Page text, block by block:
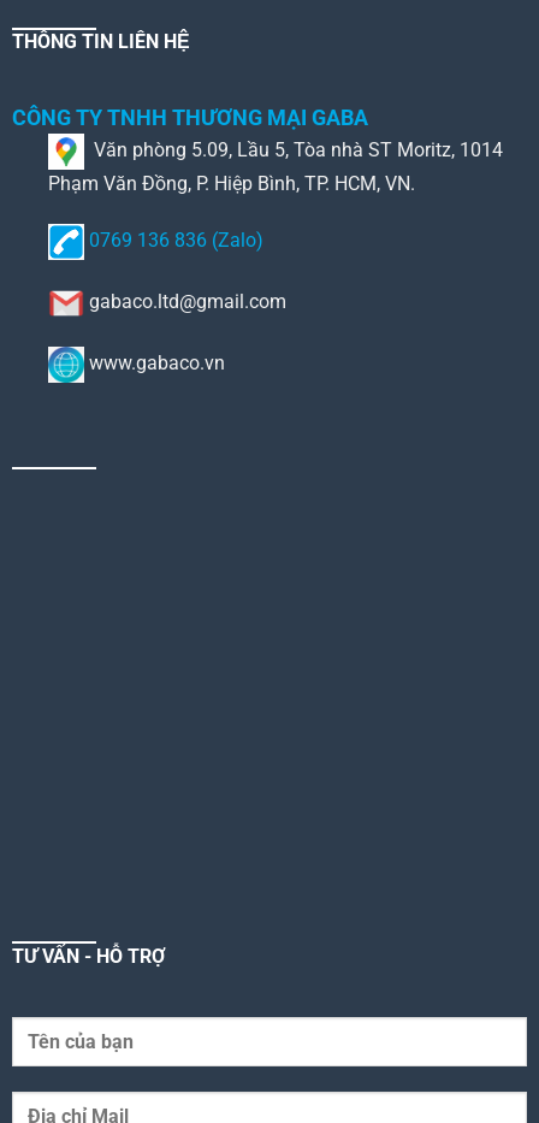
THÔNG TIN LIÊN HỆ
CÔNG TY TNHH THƯƠNG MẠI GABA
Văn phòng 5.09, Lầu 5, Tòa nhà ST Moritz, 1014
Phạm Văn Đồng, P. Hiệp Bình, TP. HCM, VN.
0769 136 836 (Zalo)
gabaco.ltd@gmail.com
www.gabaco.vn
TƯ VẤN - HỖ TRỢ